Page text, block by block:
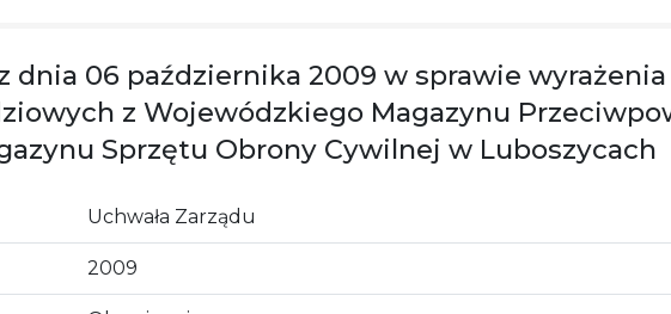
dnia 06 października 2009 w sprawie
z Wojewódzkiego Magazynu
Sprzętu Obrony Cywilnej w Luboszycach
Uchwała Zarządu
2009